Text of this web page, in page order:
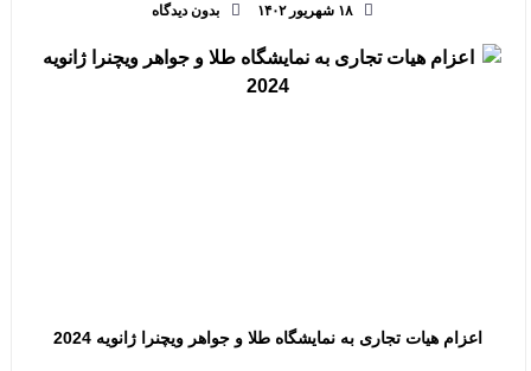
۱۸ شهریور ۱۴۰۲ بدون دیدگاه
اعزام هیات تجاری به نمایشگاه طلا و جواهر ویچنرا ژانویه 2024